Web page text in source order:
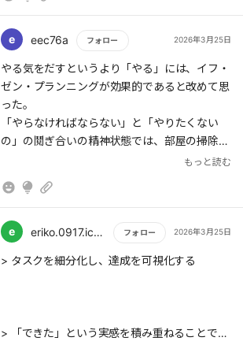
は、わずか数秒にすぎないかもしれない。しか
し、その都度集中力は途切れ、作業効率は確実
に低下する。結果として、私たちは膨大な時間
を失うことになるのである。
e eec76a フォロー 2026年3月25日
もっと読む
やる気をだすというより「やる」には、イフ・
ゼン・プランニングが効果的であると改めて思
った。
「やらなければならない」と「やりたくない
の」の鬩ぎ合いの精神状態では、部屋の掃除な
ど、他のことに逃げてしまうのは、経験上とて
もっと読む
e eriko.0917.ichigodaihuku フォロー 2026年3月25日
もっと読む
> タスクを細分化し、達成を可視化する
> 「できた」という実感を積み重ねることで、